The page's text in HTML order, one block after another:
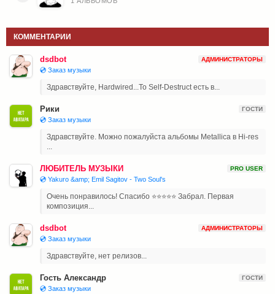
КОММЕНТАРИИ
dsdbot АДМИНИСТРАТОРЫ
💿 Заказ музыки
Здравствуйте, Hardwired...To Self-Destruct есть в...
Рики ГОСТИ
💿 Заказ музыки
Здравствуйте. Можно пожалуйста альбомы Metallica в Hi-res
...
ЛЮБИТЕЛЬ МУЗЫКИ PRO USER
💿 Yakuro &amp; Emil Sagitov - Two Soul's
Очень понравилось! Спасибо ⭐⭐⭐⭐⭐ Забрал. Первая
композиция...
dsdbot АДМИНИСТРАТОРЫ
💿 Заказ музыки
Здравствуйте, нет релизов...
Гость Александр ГОСТИ
💿 Заказ музыки